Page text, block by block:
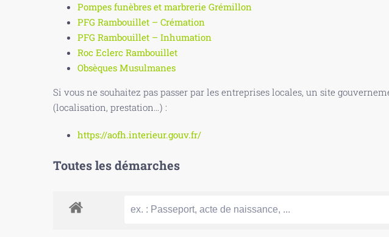
Pompes funèbres et marbrerie Grémillon
PFG Rambouillet – Crémation
PFG Rambouillet – Inhumation
Roc Eclerc Rambouillet
Obsèques Musulmanes
Si vous ne souhaitez pas passer par les entreprises locales, un site
(localisation, prestation…) :
https://aofh.interieur.gouv.fr/
Toutes les démarches